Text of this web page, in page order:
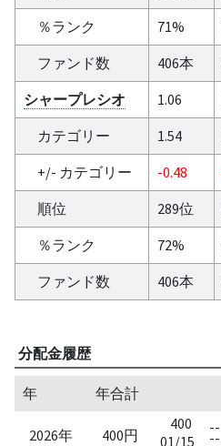
％ランク
71%
ファンド数
406本
シャープレシオ
1.06
カテゴリー
1.54
+/- カテゴリー
-0.48
順位
289位
％ランク
72%
ファンド数
406本
分配金履歴
年 年合計
2026年 400円
400
01/15
--
--